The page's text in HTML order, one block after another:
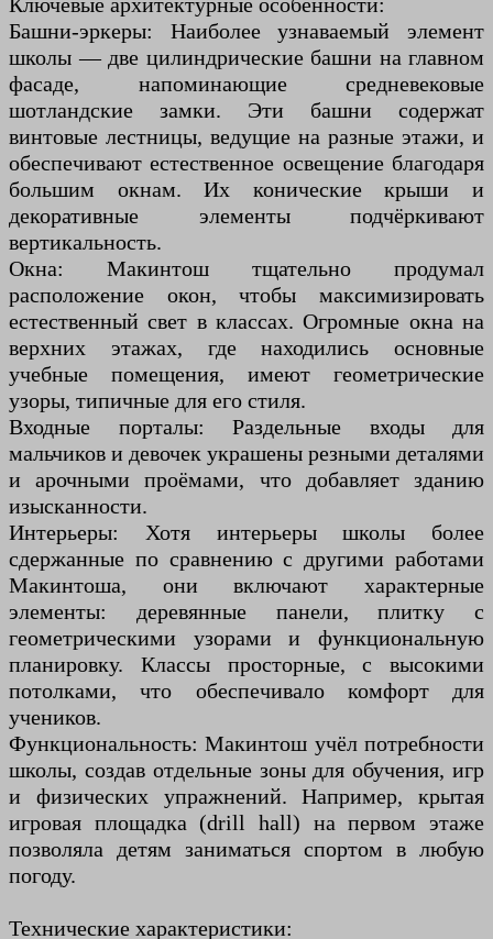
Башни-эркеры: Наиболее узнаваемый элемент
школы — две цилиндрические башни на главном
фасаде, напоминающие средневековые
шотландские замки. Эти башни содержат
винтовые лестницы, ведущие на разные этажи, и
обеспечивают естественное освещение благодаря
большим окнам. Их конические крыши и
декоративные элементы подчёркивают
вертикальность.
Окна: Макинтош тщательно продумал
расположение окон, чтобы максимизировать
естественный свет в классах. Огромные окна на
верхних этажах, где находились основные
учебные помещения, имеют геометрические
узоры, типичные для его стиля.
Входные порталы: Раздельные входы для
мальчиков и девочек украшены резными деталями
и арочными проёмами, что добавляет зданию
изысканности.
Интерьеры: Хотя интерьеры школы более
сдержанные по сравнению с другими работами
Макинтоша, они включают характерные
элементы: деревянные панели, плитку с
геометрическими узорами и функциональную
планировку. Классы просторные, с высокими
потолками, что обеспечивало комфорт для
учеников.
Функциональность: Макинтош учёл потребности
школы, создав отдельные зоны для обучения, игр
и физических упражнений. Например, крытая
игровая площадка (drill hall) на первом этаже
позволяла детям заниматься спортом в любую
погоду.
Технические характеристики: